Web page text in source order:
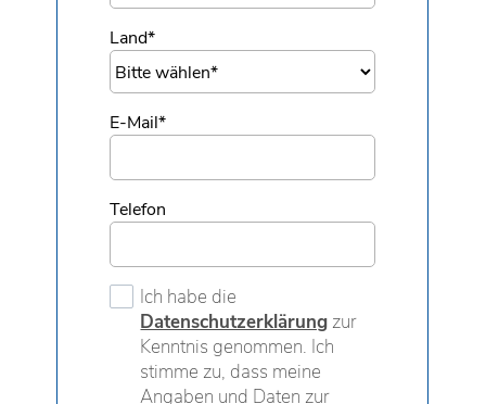
Land*
E-Mail*
Telefon
Ich habe die
Datenschutzerklärung zur
Kenntnis genommen. Ich
stimme zu, dass meine
Angaben und Daten zur